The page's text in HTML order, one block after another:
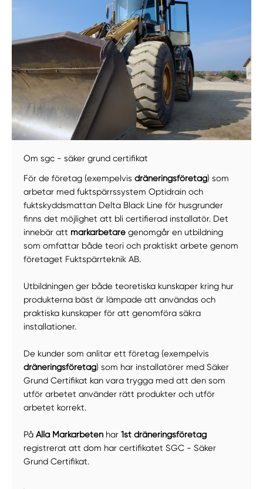
Manuellt Få hjälp
Välj tillvägagångssätt
Om sgc - säker grund certifikat
För de företag (exempelvisdräneringsföretag) som
arbetar med fuktspärrssystem Optidrain och
fuktskyddsmattan Delta Black Line för husgrunder
finns det möjlighet att bli certifierad installatör. Det
innebär att markarbetare genomgår en utbildning
som omfattar både teori och praktiskt arbete genom
företaget Fuktspärrteknik AB.
Utbildningen ger både teoretiska kunskaper kring hur
produkterna bäst är lämpade att användas och
praktiska kunskaper för att genomföra säkra
installationer.
De kunder som anlitar ett företag (exempelvis
dräneringsföretag) som har installatörer med Säker
Grund Certifikat kan vara trygga med att den som
utför arbetet använder rätt produkter och utför
arbetet korrekt.
PåAlla Markarbeten har1st dräneringsföretag
registrerat att dom har certifikatet SGC - Säker
Grund Certifikat.